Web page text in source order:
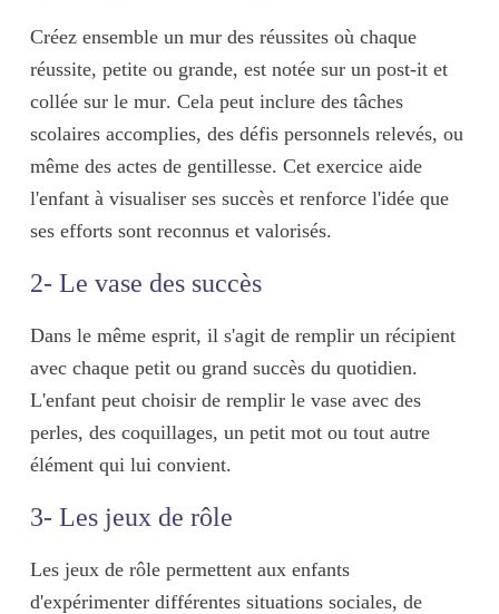
Créez ensemble un mur des réussites où chaque
réussite, petite ou grande, est notée sur un post-it et
collée sur le mur. Cela peut inclure des tâches
scolaires accomplies, des défis personnels relevés, ou
même des actes de gentillesse. Cet exercice aide
l'enfant à visualiser ses succès et renforce l'idée que
ses efforts sont reconnus et valorisés.
2- Le vase des succès
Dans le même esprit, il s'agit de remplir un récipient
avec chaque petit ou grand succès du quotidien.
L'enfant peut choisir de remplir le vase avec des
perles, des coquillages, un petit mot ou tout autre
élément qui lui convient.
3- Les jeux de rôle
Les jeux de rôle permettent aux enfants
d'expérimenter différentes situations sociales, de